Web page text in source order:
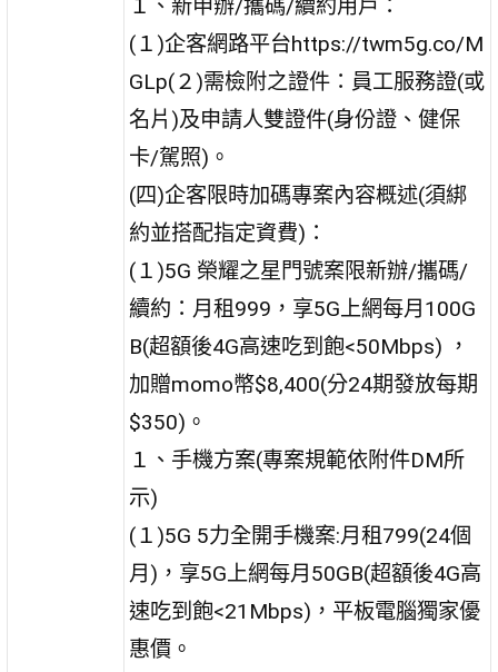
１、新申辦/攜碼/續約用戶：
(１)企客網路平台https://twm5g.co/M
GLp(２)需檢附之證件：員工服務證(或
名片)及申請人雙證件(身份證、健保
卡/駕照)。
(四)企客限時加碼專案內容概述(須綁
約並搭配指定資費)：
(１)5G 榮耀之星門號案限新辦/攜碼/
續約：月租999，享5G上網每月100G
B(超額後4G高速吃到飽<50Mbps) ，
加贈momo幣$8,400(分24期發放每期
$350)。
１、手機方案(專案規範依附件DM所
示)
(１)5G 5力全開手機案:月租799(24個
月)，享5G上網每月50GB(超額後4G高
速吃到飽<21Mbps)，平板電腦獨家優
惠價。